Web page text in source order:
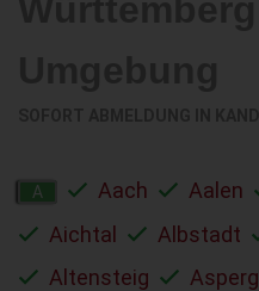
A Aach Aalen
Aichtal
Albstadt
Altensteig
Asperg